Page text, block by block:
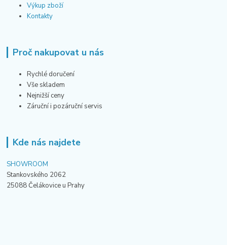
Výkup zboží
Kontakty
Proč nakupovat u nás
Rychlé doručení
Vše skladem
Nejnižší ceny
Záruční i pozáruční servis
Kde nás najdete
SHOWROOM
Stankovského 2062
25088 Čelákovice u Prahy